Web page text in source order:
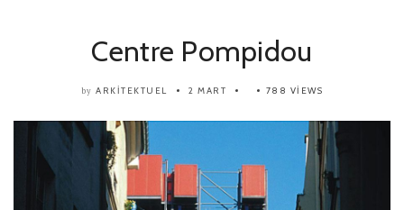
Centre Pompidou
by ARKITEKTUEL 2 MART 788 VIEWS